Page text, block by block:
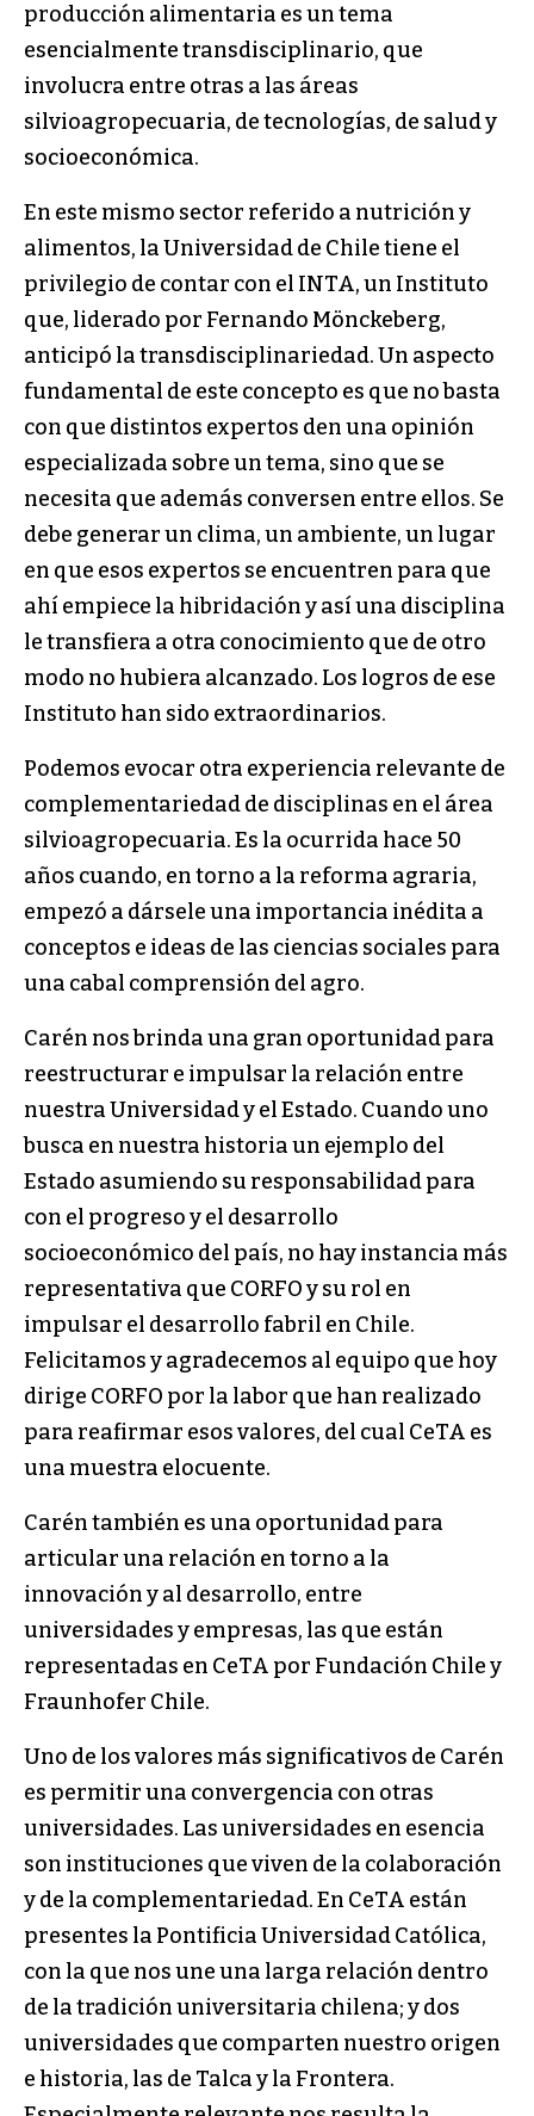
producción alimentaria es un tema
esencialmente transdisciplinario, que
involucra entre otras a las áreas
silvioagropecuaria, de tecnologías, de salud y
socioeconómica.
En este mismo sector referido a nutrición y
alimentos, la Universidad de Chile tiene el
privilegio de contar con el INTA, un Instituto
que, liderado por Fernando Mönckeberg,
anticipó la transdisciplinariedad. Un aspecto
fundamental de este concepto es que no basta
con que distintos expertos den una opinión
especializada sobre un tema, sino que se
necesita que además conversen entre ellos. Se
debe generar un clima, un ambiente, un lugar
en que esos expertos se encuentren para que
ahí empiece la hibridación y así una disciplina
le transfiera a otra conocimiento que de otro
modo no hubiera alcanzado. Los logros de ese
Instituto han sido extraordinarios.
Podemos evocar otra experiencia relevante de
complementariedad de disciplinas en el área
silvioagropecuaria. Es la ocurrida hace 50
años cuando, en torno a la reforma agraria,
empezó a dársele una importancia inédita a
conceptos e ideas de las ciencias sociales para
una cabal comprensión del agro.
Carén nos brinda una gran oportunidad para
reestructurar e impulsar la relación entre
nuestra Universidad y el Estado. Cuando uno
busca en nuestra historia un ejemplo del
Estado asumiendo su responsabilidad para
con el progreso y el desarrollo
socioeconómico del país, no hay instancia más
representativa que CORFO y su rol en
impulsar el desarrollo fabril en Chile.
Felicitamos y agradecemos al equipo que hoy
dirige CORFO por la labor que han realizado
para reafirmar esos valores, del cual CeTA es
una muestra elocuente.
Carén también es una oportunidad para
articular una relación en torno a la
innovación y al desarrollo, entre
universidades y empresas, las que están
representadas en CeTA por Fundación Chile y
Fraunhofer Chile.
Uno de los valores más significativos de Carén
es permitir una convergencia con otras
universidades. Las universidades en esencia
son instituciones que viven de la colaboración
y de la complementariedad. En CeTA están
presentes la Pontificia Universidad Católica,
con la que nos une una larga relación dentro
de la tradición universitaria chilena; y dos
universidades que comparten nuestro origen
e historia, las de Talca y la Frontera.